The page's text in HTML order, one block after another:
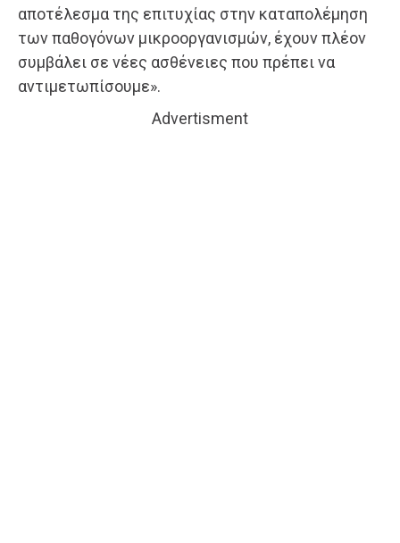
αποτέλεσμα της επιτυχίας στην καταπολέμηση
των παθογόνων μικροοργανισμών, έχουν πλέον
συμβάλει σε νέες ασθένειες που πρέπει να
αντιμετωπίσουμε».
Advertisment